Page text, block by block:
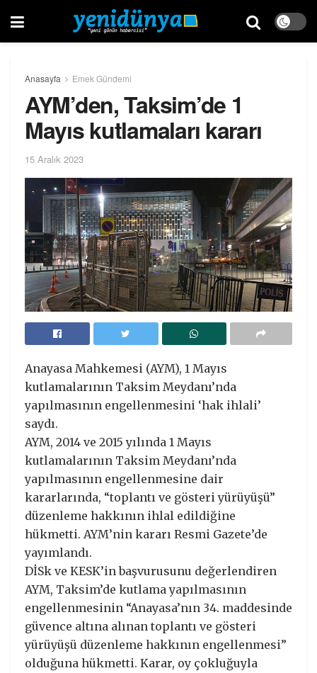
Anasayfa Emek Gündemi
AYM’den, Taksim’de 1
Mayıs kutlamaları kararı
15 Aralık 2023
Anayasa Mahkemesi (AYM), 1 Mayıs
kutlamalarının Taksim Meydanı’nda
yapılmasının engellenmesini ‘hak ihlali’
saydı.
AYM, 2014 ve 2015 yılında 1 Mayıs
kutlamalarının Taksim Meydanı’nda
yapılmasının engellenmesine dair
kararlarında, “toplantı ve gösteri yürüyüşü”
düzenleme hakkının ihlal edildiğine
hükmetti. AYM’nin kararı Resmi Gazete’de
yayımlandı.
DİSk ve KESK’in başvurusunu değerlendiren
AYM, Taksim’de kutlama yapılmasının
engellenmesinin “Anayasa’nın 34. maddesinde
güvence altına alınan toplantı ve gösteri
yürüyüşü düzenleme hakkının engellenmesi”
olduğuna hükmetti. Karar, oy çokluğuyla